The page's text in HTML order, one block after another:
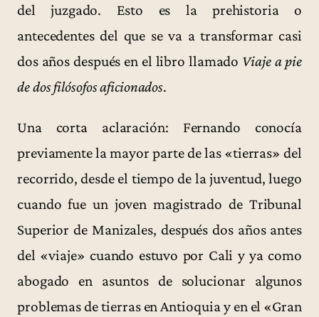
del juzgado. Esto es la prehistoria o
antecedentes del que se va a transformar casi
dos años después en el libro llamado Viaje a pie
de dos filósofos aficionados.
Una corta aclaración: Fernando conocía
previamente la mayor parte de las «tierras» del
recorrido, desde el tiempo de la juventud, luego
cuando fue un joven magistrado de Tribunal
Superior de Manizales, después dos años antes
del «viaje» cuando estuvo por Cali y ya como
abogado en asuntos de solucionar algunos
problemas de tierras en Antioquia y en el «Gran